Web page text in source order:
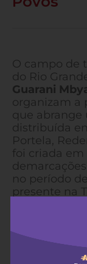
O campo de
do Rio
Guarani
organizam a
que abrange
distribuída
Portela,
foi criada
no período
presente na
sendo este
contínua
Os povos
segunda e a